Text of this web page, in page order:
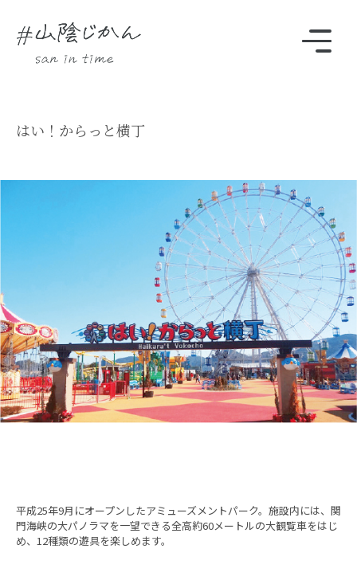
Instagram
TOP
鉄道旅の魅力
フォトスポット
旅プラン
はい！からっと横丁
平成25年9月にオープンしたアミューズメントパーク。施設内には、関
門海峡の大パノラマを一望できる全高約60メートルの大観覧車をはじ
め、12種類の遊具を楽しめます。